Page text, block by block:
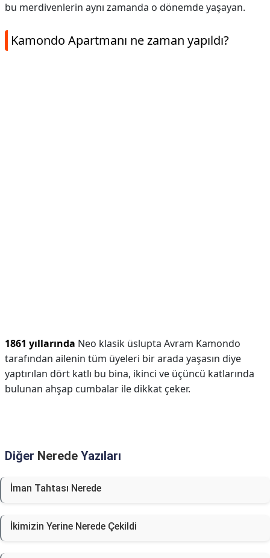
bu merdivenlerin aynı zamanda o dönemde yaşayan.
Kamondo Apartmanı ne zaman yapıldı?
1861 yıllarında Neo klasik üslupta Avram Kamondo
tarafından ailenin tüm üyeleri bir arada yaşasın diye
yaptırılan dört katlı bu bina, ikinci ve üçüncü katlarında
bulunan ahşap cumbalar ile dikkat çeker.
Diğer Nerede Yazıları
İman Tahtası Nerede
İkimizin Yerine Nerede Çekildi